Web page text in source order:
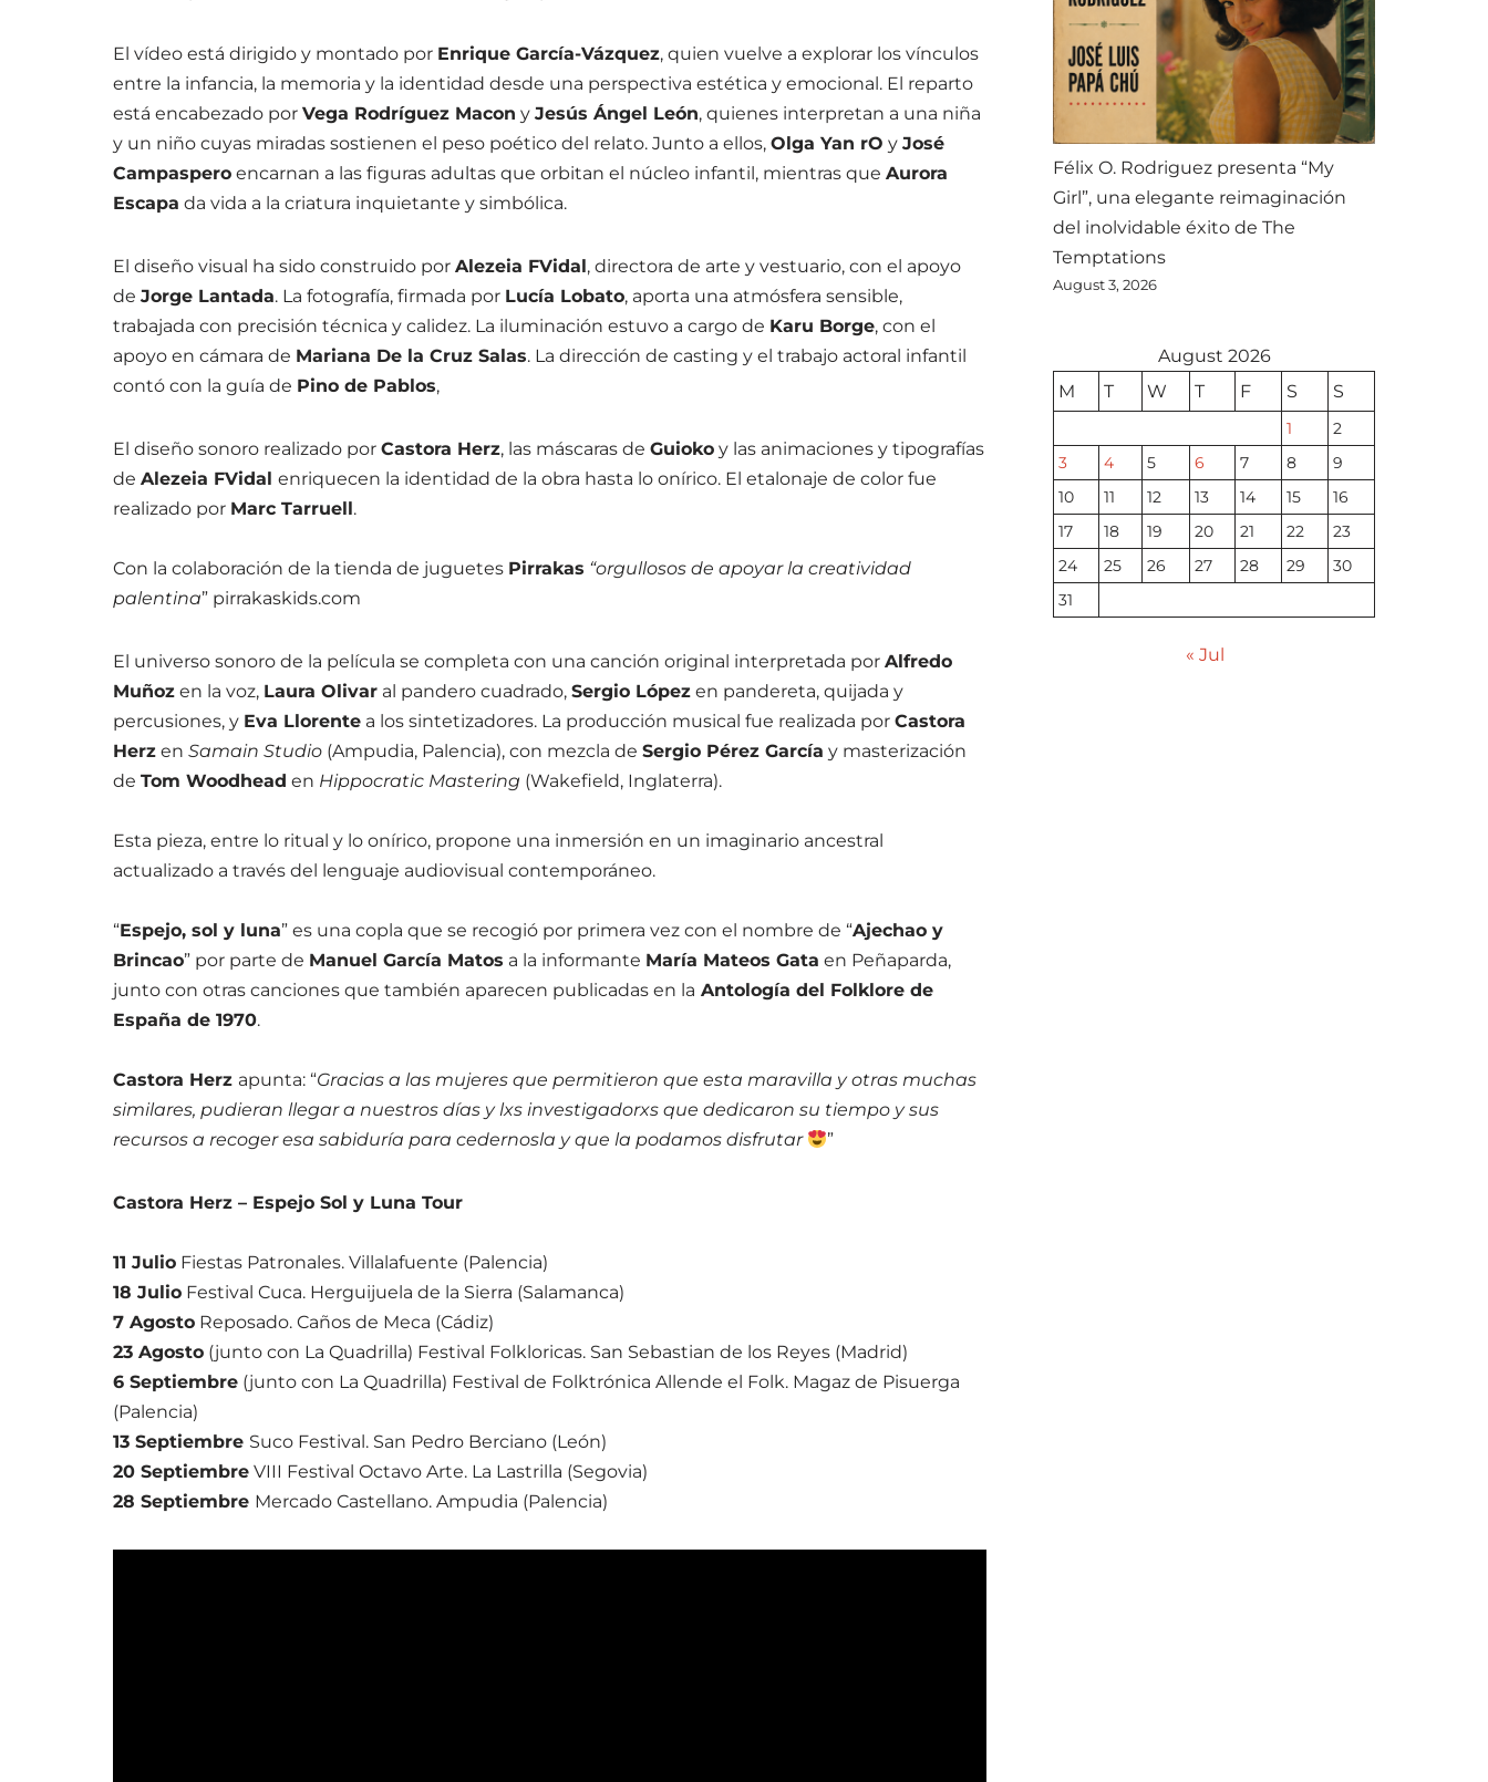
El vídeo está dirigido y montado por Enrique García-Vázquez, quien vuelve a explorar los vínculos
entre la infancia, la memoria y la identidad desde una perspectiva estética y emocional. El reparto
está encabezado por Vega Rodríguez Macon y Jesús Ángel León, quienes interpretan a una niña
y un niño cuyas miradas sostienen el peso poético del relato. Junto a ellos, Olga Yan rO y José
Campaspero encarnan a las figuras adultas que orbitan el núcleo infantil, mientras que Aurora
Escapa da vida a la criatura inquietante y simbólica.
El diseño visual ha sido construido por Alezeia FVidal, directora de arte y vestuario, con el apoyo
de Jorge Lantada. La fotografía, firmada por Lucía Lobato, aporta una atmósfera sensible,
trabajada con precisión técnica y calidez. La iluminación estuvo a cargo de Karu Borge, con el
apoyo en cámara de Mariana De la Cruz Salas. La dirección de casting y el trabajo actoral infantil
contó con la guía de Pino de Pablos,
El diseño sonoro realizado por Castora Herz, las máscaras de Guioko y las animaciones y tipografías
de Alezeia FVidal enriquecen la identidad de la obra hasta lo onírico. El etalonaje de color fue
realizado por Marc Tarruell.
Con la colaboración de la tienda de juguetes Pirrakas “orgullosos de apoyar la creatividad
palentina” pirrakaskids.com
El universo sonoro de la película se completa con una canción original interpretada por Alfredo
Muñoz en la voz, Laura Olivar al pandero cuadrado, Sergio López en pandereta, quijada y
percusiones, y Eva Llorente a los sintetizadores. La producción musical fue realizada por Castora
Herz en Samain Studio (Ampudia, Palencia), con mezcla de Sergio Pérez García y masterización
de Tom Woodhead en Hippocratic Mastering (Wakefield, Inglaterra).
Esta pieza, entre lo ritual y lo onírico, propone una inmersión en un imaginario ancestral
actualizado a través del lenguaje audiovisual contemporáneo.
“Espejo, sol y luna” es una copla que se recogió por primera vez con el nombre de “Ajechao y
Brincao” por parte de Manuel García Matos a la informante María Mateos Gata en Peñaparda,
junto con otras canciones que también aparecen publicadas en la Antología del Folklore de
España de 1970.
Castora Herz apunta: “Gracias a las mujeres que permitieron que esta maravilla y otras muchas
similares, pudieran llegar a nuestros días y lxs investigadorxs que dedicaron su tiempo y sus
recursos a recoger esa sabiduría para cedernosla y que la podamos disfrutar
”
Castora Herz – Espejo Sol y Luna Tour
11 Julio Fiestas Patronales. Villalafuente (Palencia)
18 Julio Festival Cuca. Herguijuela de la Sierra (Salamanca)
7 Agosto Reposado. Caños de Meca (Cádiz)
23 Agosto (junto con La Quadrilla) Festival Folkloricas. San Sebastian de los Reyes (Madrid)
6 Septiembre (junto con La Quadrilla) Festival de Folktrónica Allende el Folk. Magaz de Pisuerga
(Palencia)
13 Septiembre Suco Festival. San Pedro Berciano (León)
20 Septiembre VIII Festival Octavo Arte. La Lastrilla (Segovia)
28 Septiembre Mercado Castellano. Ampudia (Palencia)
Félix O. Rodriguez presenta “My
Girl”, una elegante reimaginación
del inolvidable éxito de The
Temptations
August 3, 2026
August 2026
M
T W T F S S
1
2
3
4 5 6 7 8
9
10
11 12 13 14 15
16
17
18 19 20 21 22
23
24
25 26 27 28 29
30
31
« Jul